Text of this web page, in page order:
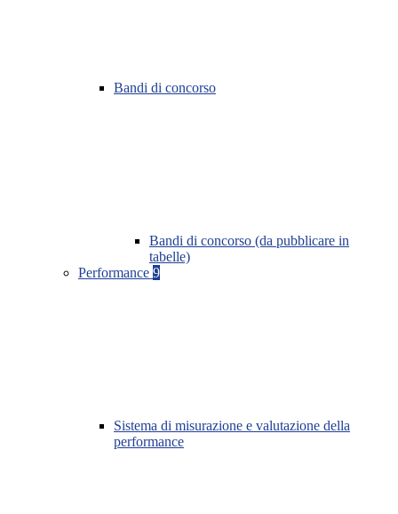
Bandi di concorso
Bandi di concorso (da pubblicare in
tabelle)
Performance 9
Sistema di misurazione e valutazione della
performance